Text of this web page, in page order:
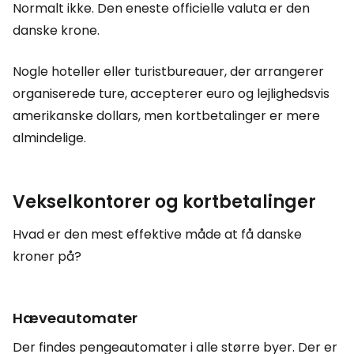
Normalt ikke. Den eneste officielle valuta er den
danske krone.
Nogle hoteller eller turistbureauer, der arrangerer
organiserede ture, accepterer euro og lejlighedsvis
amerikanske dollars, men kortbetalinger er mere
almindelige.
Vekselkontorer og kortbetalinger
Hvad er den mest effektive måde at få danske
kroner på?
Hæveautomater
Der findes pengeautomater i alle større byer. Der er